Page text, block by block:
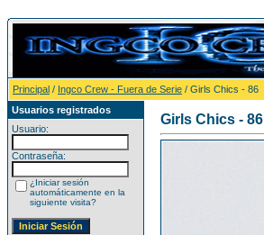
Principal / Ingco Crew - Fuera de Serie / Girls Chics - 86
Usuarios registrados
Usuario:
Contraseña:
¿Iniciar sesión
automáticamente en la
siguiente visita?
Girls Chics - 86